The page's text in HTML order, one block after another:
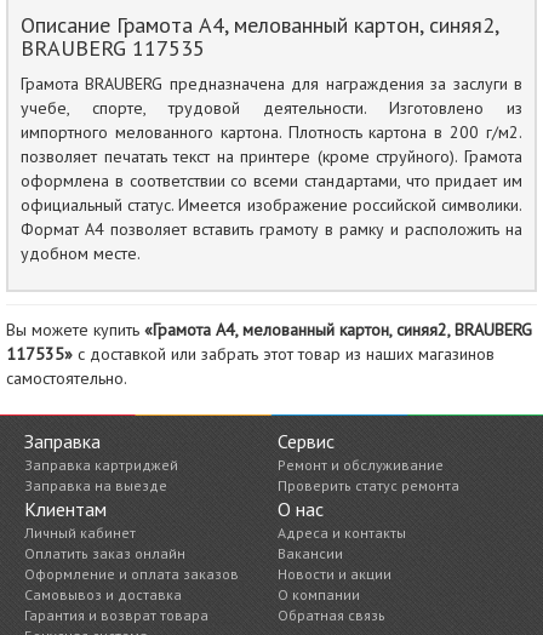
Описание Грамота А4, мелованный картон, синяя2,
BRAUBERG 117535
Грамота BRAUBERG предназначена для награждения за заслуги в
учебе, спорте, трудовой деятельности. Изготовлено из
импортного мелованного картона. Плотность картона в 200 г/м2.
позволяет печатать текст на принтере (кроме струйного). Грамота
оформлена в соответствии со всеми стандартами, что придает им
официальный статус. Имеется изображение российской символики.
Формат А4 позволяет вставить грамоту в рамку и расположить на
удобном месте.
Вы можете купить «Грамота А4, мелованный картон, синяя2, BRAUBERG
117535» с доставкой или забрать этот товар из наших магазинов
самостоятельно.
Заправка
Заправка картриджей
Заправка на выезде
Сервис
Ремонт и обслуживание
Проверить статус ремонта
Клиентам
Личный кабинет
Оплатить заказ онлайн
Оформление и оплата заказов
Самовывоз и доставка
Гарантия и возврат товара
О нас
Адреса и контакты
Вакансии
Новости и акции
О компании
Обратная связь